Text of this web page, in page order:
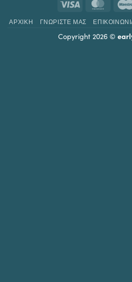
ΑΡΧΙΚΗ ΓΝΩΡΊΣΤΕ ΜΑΣ
Copyright 2026 ©